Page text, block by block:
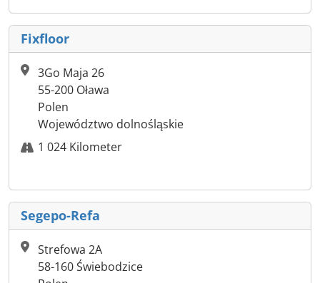
Fixfloor
3Go Maja 26
55-200 Oława
Polen
Województwo dolnośląskie
1 024 Kilometer
Segepo-Refa
Strefowa 2A
58-160 Świebodzice